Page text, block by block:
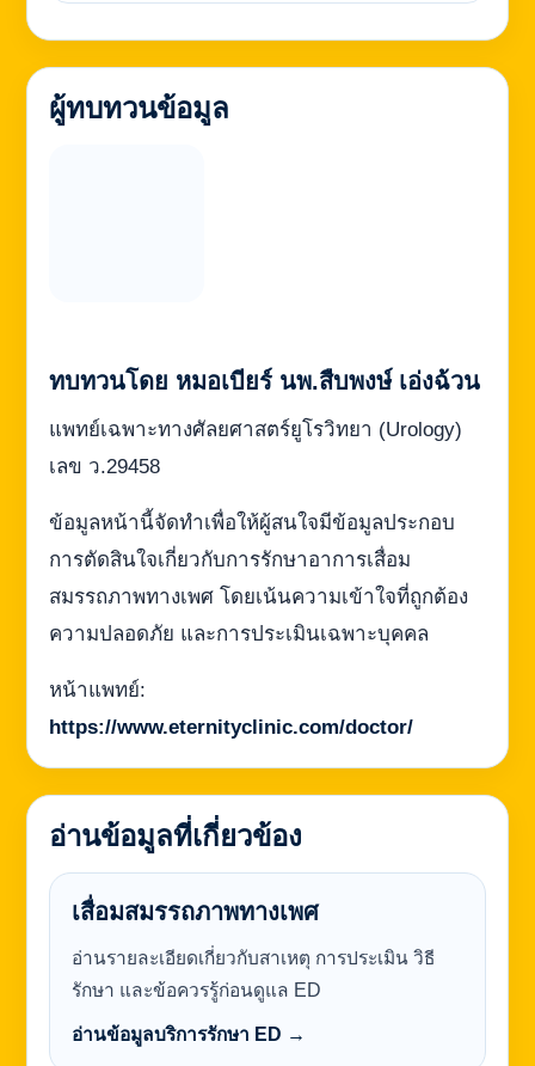
ผู้ทบทวนข้อมูล
ทบทวนโดย หมอเบียร์ นพ.สืบพงษ์ เอ่งฉ้วน
แพทย์เฉพาะทางศัลยศาสตร์ยูโรวิทยา (Urology)
เลข ว.29458
ข้อมูลหน้านี้จัดทำเพื่อให้ผู้สนใจมีข้อมูลประกอบ
การตัดสินใจเกี่ยวกับการรักษาอาการเสื่อม
สมรรถภาพทางเพศ โดยเน้นความเข้าใจที่ถูกต้อง
ความปลอดภัย และการประเมินเฉพาะบุคคล
หน้าแพทย์:
https://www.eternityclinic.com/doctor/
อ่านข้อมูลที่เกี่ยวข้อง
เสื่อมสมรรถภาพทางเพศ
อ่านรายละเอียดเกี่ยวกับสาเหตุ การประเมิน วิธี
รักษา และข้อควรรู้ก่อนดูแล ED
อ่านข้อมูลบริการรักษา ED →